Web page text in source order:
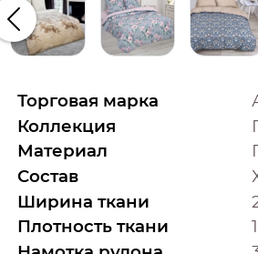
Предыдущий
Торговая марка
Коллекция
Материал
Состав
Ширина ткани
Плотность ткани